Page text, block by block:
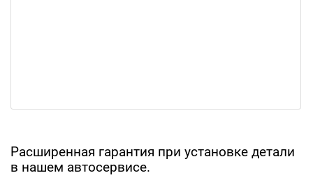
Расширенная гарантия при установке детали
в нашем автосервисе.